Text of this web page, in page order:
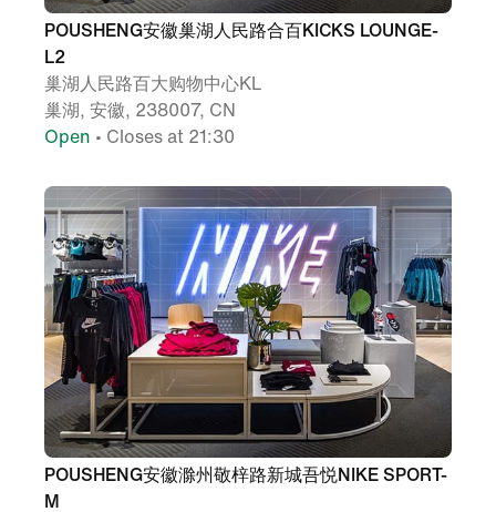
POUSHENG安徽巢湖人民路合百KICKS LOUNGE-
L2
巢湖人民路百大购物中心KL
巢湖, 安徽, 238007, CN
Open • Closes at 21:30
POUSHENG安徽滁州敬梓路新城吾悦NIKE SPORT-
M